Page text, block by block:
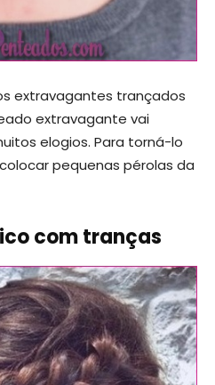
extravagantes trançados
extravagante vai
elogios. Para torná-lo
pequenas pérolas da
com tranças